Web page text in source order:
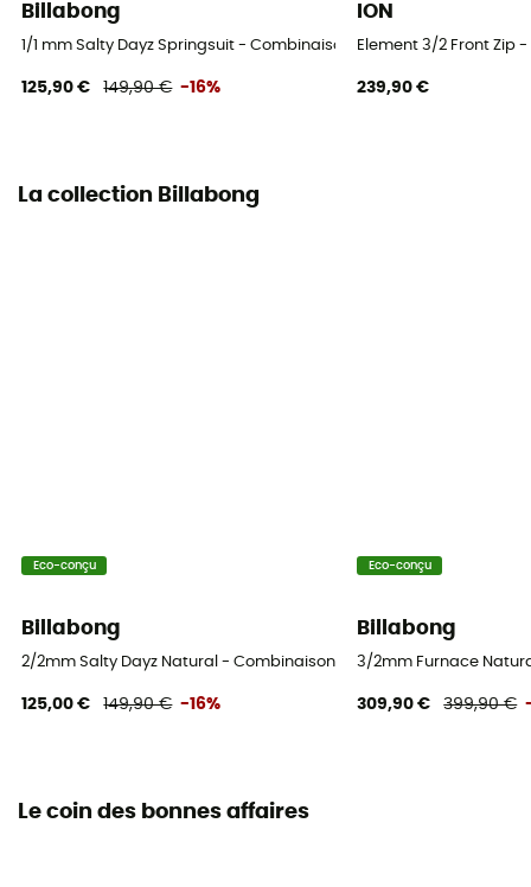
Température eau
Billabong
1/1 mm Salty Dayz Springsuit - Combinaison de surf femme
125,90 € 149,90 € -16%
ION
Element 3/2 Front Zip
239,90 €
La collection Billabong
Eco-conçu
Billabong
2/2mm Salty Dayz Natural - Combinaison de surf femme
125,00 € 149,90 € -16%
Eco-conçu
Billabong
3/2mm Furnace
309,90 € 399,90 €
Le coin des bonnes affaires